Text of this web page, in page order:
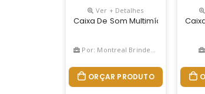
Ver + Detalhes
Caixa De Som Multimídia À Prova
Por: Montreal Brindes Corporativos
ORÇAR PRODUTO